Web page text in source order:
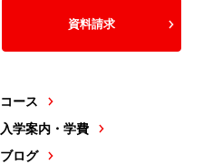
コース
入学案内・学費
ブログ
資料請求